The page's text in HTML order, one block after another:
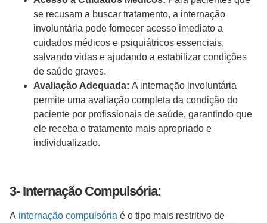
se recusam a buscar tratamento, a internação
involuntária pode fornecer acesso imediato a
cuidados médicos e psiquiátricos essenciais,
salvando vidas e ajudando a estabilizar condições
de saúde graves.
Avaliação Adequada: A internação involuntária
permite uma avaliação completa da condição do
paciente por profissionais de saúde, garantindo que
ele receba o tratamento mais apropriado e
individualizado.
3- Internação Compulsória:
A internação compulsória é o tipo mais restritivo de